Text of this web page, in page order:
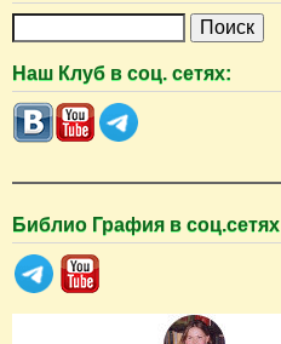
и
с
к
Наш Клуб в соц. сетях:
Библио Графия в соц.сетях